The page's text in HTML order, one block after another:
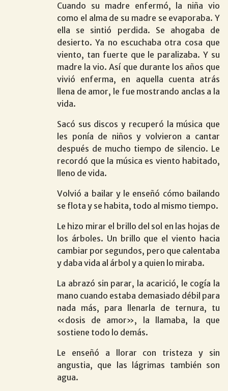
Cuando su madre enfermó, la niña vio
como el alma de su madre se evaporaba. Y
ella se sintió perdida. Se ahogaba de
desierto. Ya no escuchaba otra cosa que
viento, tan fuerte que le paralizaba. Y su
madre la vio. Así que durante los años que
vivió enferma, en aquella cuenta atrás
llena de amor, le fue mostrando anclas a la
vida.
Sacó sus discos y recuperó la música que
les ponía de niños y volvieron a cantar
después de mucho tiempo de silencio. Le
recordó que la música es viento habitado,
lleno de vida.
Volvió a bailar y le enseñó cómo bailando
se flota y se habita, todo al mismo tiempo.
Le hizo mirar el brillo del sol en las hojas de
los árboles. Un brillo que el viento hacia
cambiar por segundos, pero que calentaba
y daba vida al árbol y a quien lo miraba.
La abrazó sin parar, la acarició, le cogía la
mano cuando estaba demasiado débil para
nada más, para llenarla de ternura, tu
«dosis de amor», la llamaba, la que
sostiene todo lo demás.
Le enseñó a llorar con tristeza y sin
angustia, que las lágrimas también son
agua.